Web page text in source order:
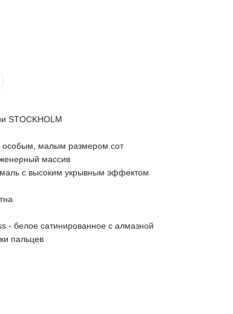
STOCKHOLM
особым, малым размером сот
массив
с высоким укрывным эффектом
- белое сатинированное с алмазной
пальцев